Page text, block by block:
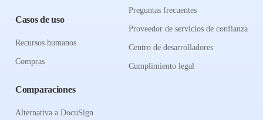
Casos de uso
Recursos humanos
Compras
Comparaciones
Alternativa a DocuSign
Preguntas frecuentes
Proveedor de servicios de confianza
Centro de desarrolladores
Cumplimiento legal